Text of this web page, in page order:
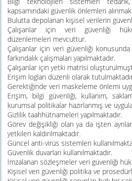
kapsamındaki güvenlik önlemleri
Bulutta depolanan kişisel verilerin
Çalışanlar için veri güvenliği
düzenlemeleri mevcuttur.
Çalışanlar için veri güvenliği
farkındalık çalışmaları yapılmaktadır.
Çalışanlar için yetki matrisi
Erişim logları düzenli olarak
Gerektiğinde veri maskeleme önlemi
Erişim, bilgi güvenliği, kullanım,
kurumsal politikalar hazırlanmış ve
Gizlilik taahhütnameleri yapılmaktadır.
Görev değişikliği olan ya da işten
yetkileri kaldırılmaktadır.
Güncel anti-virüs sistemleri
Güvenlik duvarları kullanılmaktadır.
İmzalanan sözleşmeler veri güvenliği
Kişisel veri güvenliği politika ve